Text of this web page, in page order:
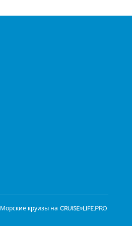
Морские круизы на